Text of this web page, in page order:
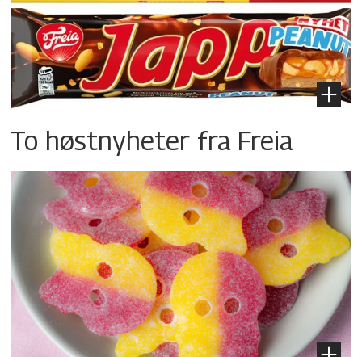
To høstnyheter fra Freia